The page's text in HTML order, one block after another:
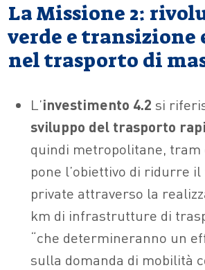
La Missione 2:
verde e transizione
nel trasporto di
L’investimento 4.2 si
sviluppo del trasporto
quindi metropolitane, tram
pone l’obiettivo di ridurre
private attraverso la
km di infrastrutture di
“che determineranno un
sulla domanda di mobilità